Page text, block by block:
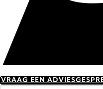
VRAAG EEN